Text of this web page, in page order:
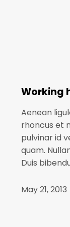
Working
Aenean
rhoncus et
pulvinar id
quam.
Duis
May 21, 2013